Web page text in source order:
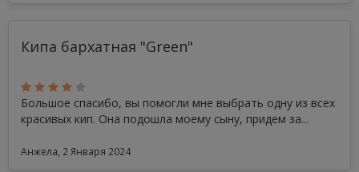
Кипа бархатная "Green"
Большое спасибо, вы помогли мне выбрать одну из всех
красивых кип. Она подошла моему сыну, придем за...
Анжела, 2 Января 2024